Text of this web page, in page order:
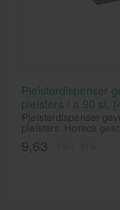
Pleisterdispenser
pleisters / a 90 st.
Pleisterdispenser
pleisters. Horeca
stuks met 4
pleisterdispenser
9,63